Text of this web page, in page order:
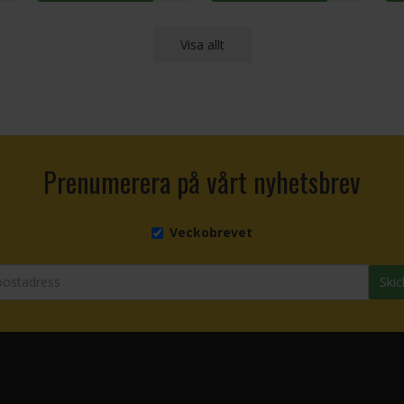
Visa allt
Prenumerera på vårt nyhetsbrev
Veckobrevet